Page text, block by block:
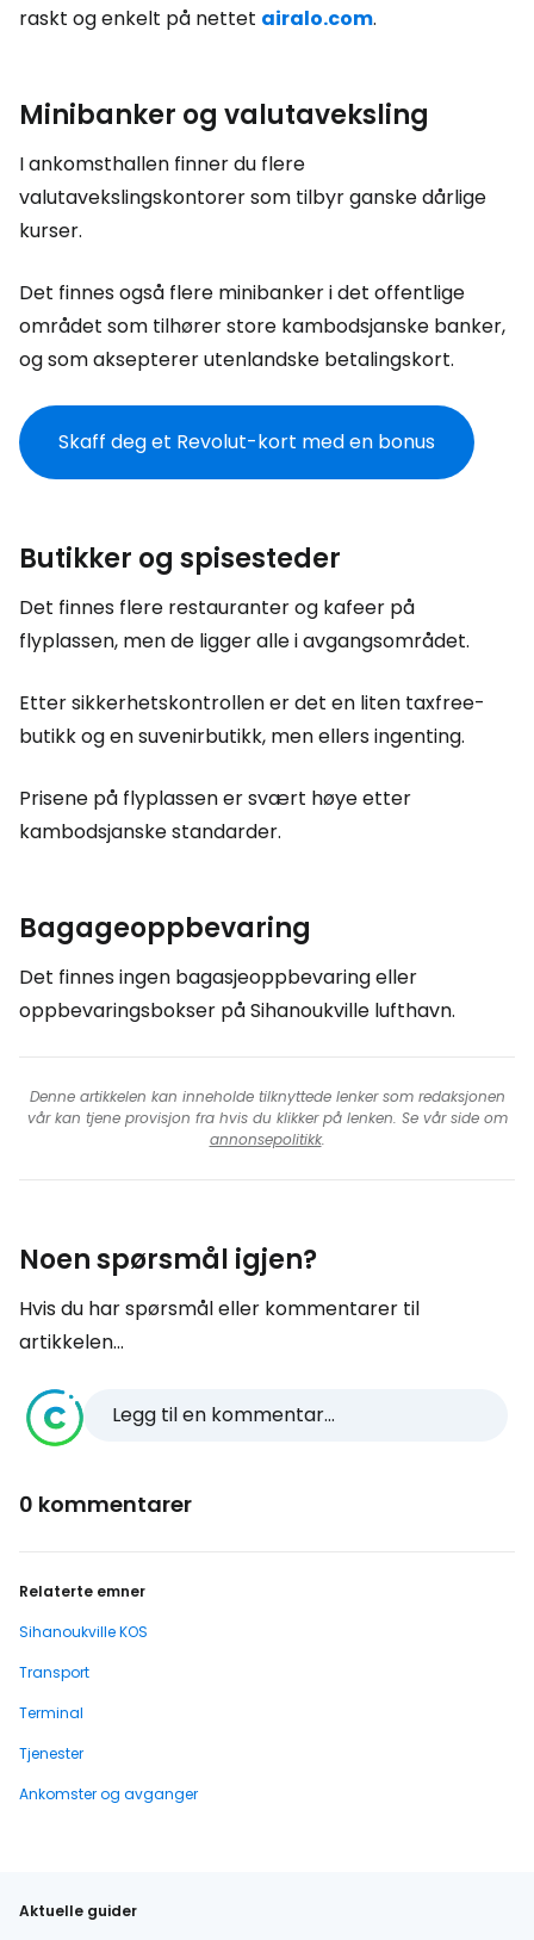
raskt og enkelt på nettet airalo.com.
Minibanker og valutaveksling
I ankomsthallen finner du flere
valutavekslingskontorer som tilbyr ganske dårlige
kurser.
Det finnes også flere minibanker i det offentlige
området som tilhører store kambodsjanske banker,
og som aksepterer utenlandske betalingskort.
Skaff deg et Revolut-kort med en bonus
Butikker og spisesteder
Det finnes flere restauranter og kafeer på
flyplassen, men de ligger alle i avgangsområdet.
Etter sikkerhetskontrollen er det en liten taxfree-
butikk og en suvenirbutikk, men ellers ingenting.
Prisene på flyplassen er svært høye etter
kambodsjanske standarder.
Bagageoppbevaring
Det finnes ingen bagasjeoppbevaring eller
oppbevaringsbokser på Sihanoukville lufthavn.
Denne artikkelen kan inneholde tilknyttede lenker som redaksjonen
vår kan tjene provisjon fra hvis du klikker på lenken. Se vår side om
annonsepolitikk.
Noen spørsmål igjen?
Hvis du har spørsmål eller kommentarer til
artikkelen...
Legg til en kommentar...
0 kommentarer
Relaterte emner
Sihanoukville KOS
Transport
Terminal
Tjenester
Ankomster og avganger
Aktuelle guider